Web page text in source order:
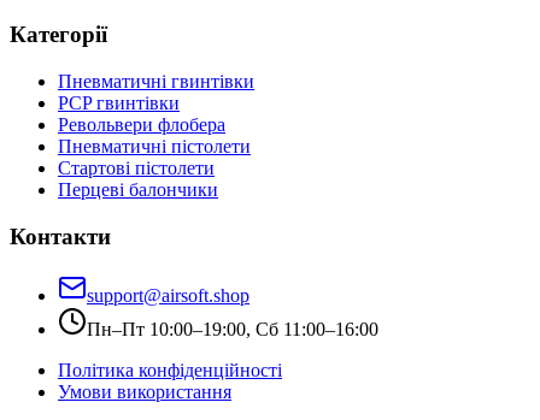
Категорії
Пневматичні гвинтівки
PCP гвинтівки
Револьвери флобера
Пневматичні пістолети
Стартові пістолети
Перцеві балончики
Контакти
support@airsoft.shop
Пн–Пт 10:00–19:00, Сб 11:00–16:00
Політика конфіденційності
Умови використання